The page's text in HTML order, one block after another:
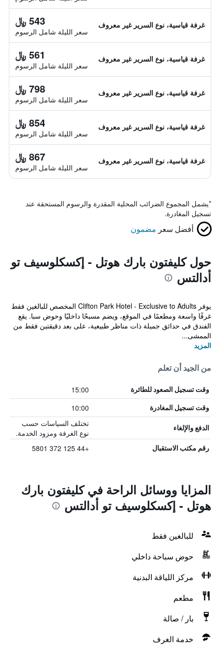
غرفة قياسية، نوع السرير غير معروف 543 ﷼
سعر الليلة شامل الرسوم
غرفة قياسية، نوع السرير غير معروف 561 ﷼
سعر الليلة شامل الرسوم
غرفة قياسية، نوع السرير غير معروف 798 ﷼
سعر الليلة شامل الرسوم
غرفة قياسية، نوع السرير غير معروف 854 ﷼
سعر الليلة شامل الرسوم
غرفة قياسية، نوع السرير غير معروف 867 ﷼
سعر الليلة شامل الرسوم
*يشمل المجموع الضرائب المحلية المقدرة والرسوم المستحقة عند
تسجيل المغادرة.
أفضل سعر مضمون
حول كليفتون بارك هوتل - إكسكلوسيف تو
أدالتس
يوفر Clifton Park Hotel - Exclusive to Adults المخصص للبالغين فقط
غرفًا واسعة ومطعمًا في الموقع، ويضم مسبحًا داخليًا وحوض سبا. يقع
الفندق في حدائق جميلة ذات مناظر طبيعية، على بعد دقيقتين فقط من
الممشى...
المزيد
من الجيد أن تعلم
وقت تسجيل الصعود للطائرة 15:00
وقت تسجيل المغادرة 10:00
الدفع والإلغاء
تختلف السياسات حسب
نوع الغرفة ومزود الخدمة.
رقم مكتب الاستقبال +44 125 372 5801
المزايا ووسائل الراحة في كليفتون بارك
هوتل - إكسكلوسيف تو أدالتس
للبالغين فقط
حوض سباحة داخلي
مركز اللياقة البدنية
مطعم
بار / صالة
خدمة الغرف